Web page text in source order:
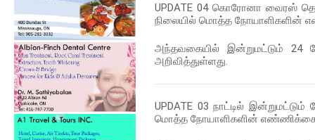
UPDATE 04கொரோனா வைரஸ்
நிலையில் மொத்த நோயாளிகளின்
அந்தவகையில் இன்றுமட்டும் 24
அறிவித்துள்ளது.
UPDATE 03 நாட்டில் இன்றுமட்டும்
மொத்த நோயாளிகளின் எண்ணிக்கை